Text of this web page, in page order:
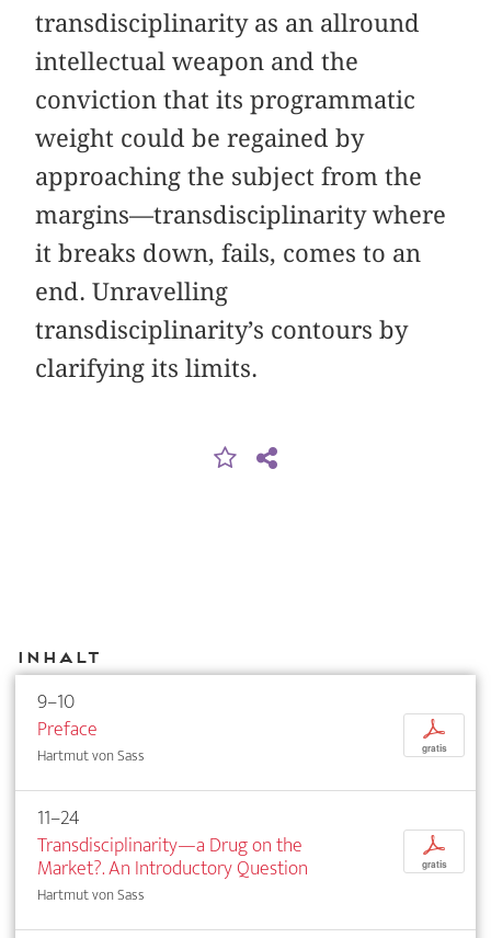
transdisciplinarity as an allround
intellectual weapon and the
conviction that its programmatic
weight could be regained by
approaching the subject from the
margins—transdisciplinarity where
it breaks down, fails, comes to an
end. Unravelling
transdisciplinarity’s contours by
clarifying its limits.
Inhalt
9–10
Preface
Hartmut von Sass
p
gratis
11–24
Transdisciplinarity—a Drug on the
Market?. An Introductory Question
Hartmut von Sass
p
gratis